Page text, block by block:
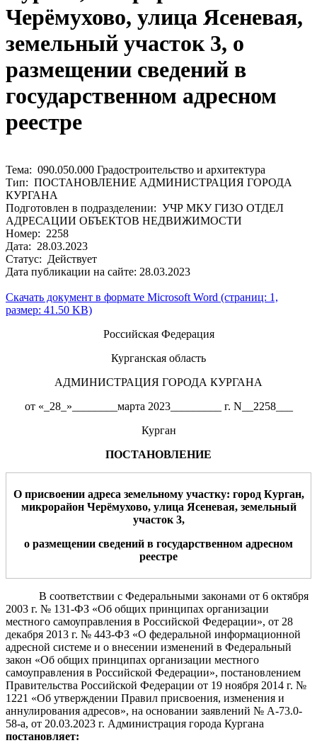
Черёмухово, улица Ясеневая,
земельный участок 3, о
размещении сведений в
государственном адресном
реестре
Тема: 090.050.000 Градостроительство и архитектура
Тип: ПОСТАНОВЛЕНИЕ АДМИНИСТРАЦИЯ ГОРОДА
КУРГАНА
Подготовлен в подразделении: УЧР МКУ ГИЗО ОТДЕЛ
АДРЕСАЦИИ ОБЪЕКТОВ НЕДВИЖИМОСТИ
Номер: 2258
Дата: 28.03.2023
Статус: Действует
Дата публикации на сайте: 28.03.2023
Скачать документ в формате Microsoft Word (страниц: 1,
размер: 41.50 KB)
Российская Федерация
Курганская область
АДМИНИСТРАЦИЯ ГОРОДА КУРГАНА
от «_28_»________марта 2023_________ г. N__2258___
Курган
ПОСТАНОВЛЕНИЕ
О присвоении адреса земельному участку: город Курган,
микрорайон Черёмухово, улица Ясеневая, земельный
участок 3,
о размещении сведений в государственном адресном
реестре
В соответствии с Федеральными законами от 6 октября
2003 г. № 131-ФЗ «Об общих принципах организации
местного самоуправления в Российской Федерации», от 28
декабря 2013 г. № 443-ФЗ «О федеральной информационной
адресной системе и о внесении изменений в Федеральный
закон «Об общих принципах организации местного
самоуправления в Российской Федерации», постановлением
Правительства Российской Федерации от 19 ноября 2014 г. №
1221 «Об утверждении Правил присвоения, изменения и
аннулирования адресов», на основании заявлений № А-73.0-
58-а, от 20.03.2023 г. Администрация города Кургана
постановляет: